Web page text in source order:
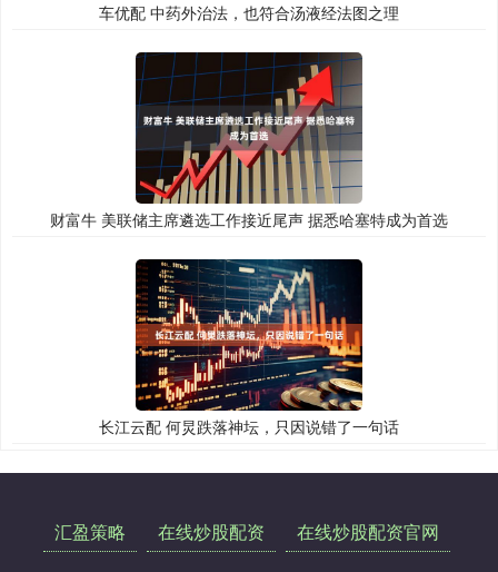
车优配 中药外治法，也符合汤液经法图之理
财富牛 美联储主席遴选工作接近尾声 据悉哈塞特成为首选
长江云配 何炅跌落神坛，只因说错了一句话
汇盈策略 在线炒股配资 在线炒股配资官网